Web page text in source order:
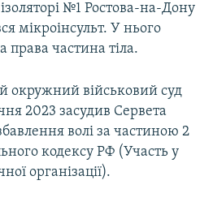
№1 Ростова-на-Дону
мікроінсульт. У нього
права частина тіла.
окружний військовий суд
2023 засудив Сервета
волі за частиною 2
кодексу РФ (Участь у
організації).